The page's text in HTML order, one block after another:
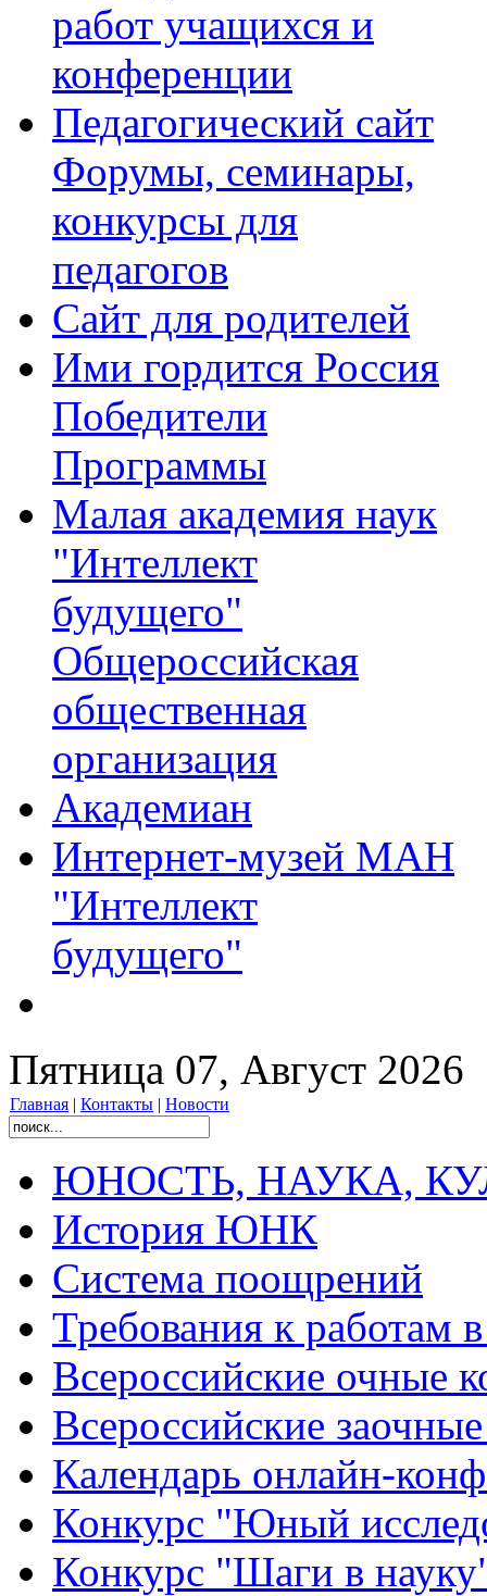
работ учащихся и
конференции
Педагогический сайт
Форумы, семинары,
конкурсы для
педагогов
Сайт для родителей
Ими гордится Россия
Победители
Программы
Малая академия наук
"Интеллект
будущего"
Общероссийская
общественная
организация
Академиан
Интернет-музей МАН
"Интеллект
будущего"
Пятница 07, Август 2026
Главная | Контакты | Новости
ЮНОСТЬ, НАУКА,
История ЮНК
Система поощрений
Требования к работам
Всероссийские очные
Всероссийские
Календарь онлайн-
Конкурс "Юный
Конкурс "Шаги в